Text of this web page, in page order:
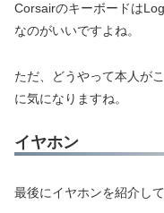
Corsairのキーボードは
なのがいいですよね。
ただ、どうやって本人が
に気になりますね。
イヤホン
最後にイヤホンを紹介して